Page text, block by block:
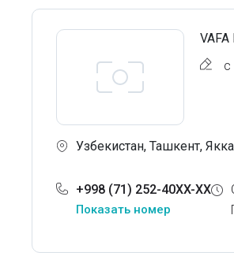
с
Узбекистан, Ташкент,
+998 (71) 252-40XX-XX
Показать номер